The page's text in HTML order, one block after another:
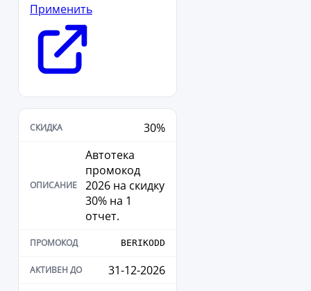
Применить
30%
Автотека
промокод
2026 на скидку
30% на 1
отчет.
BERIKODD
31-12-2026